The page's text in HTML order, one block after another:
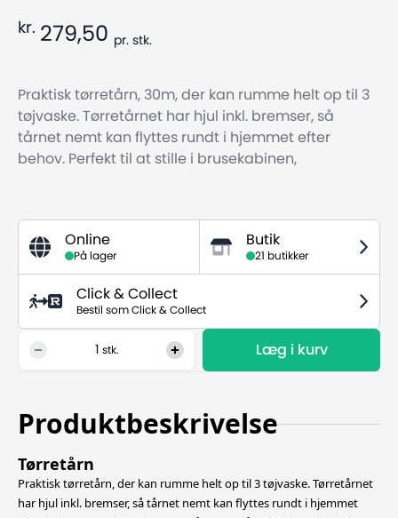
kr. 279,50 pr. stk.
Praktisk tørretårn, 30m, der kan rumme helt op til 3
tøjvaske. Tørretårnet har hjul inkl. bremser, så
tårnet nemt kan flyttes rundt i hjemmet efter
behov. Perfekt til at stille i brusekabinen,
Online
På lager
Butik
21 butikker
Click & Collect
Bestil som Click & Collect
stk. Læg i kurv
Produktbeskrivelse
Tørretårn
Praktisk tørretårn, der kan rumme helt op til 3 tøjvaske. Tørretårnet
har hjul inkl. bremser, så tårnet nemt kan flyttes rundt i hjemmet